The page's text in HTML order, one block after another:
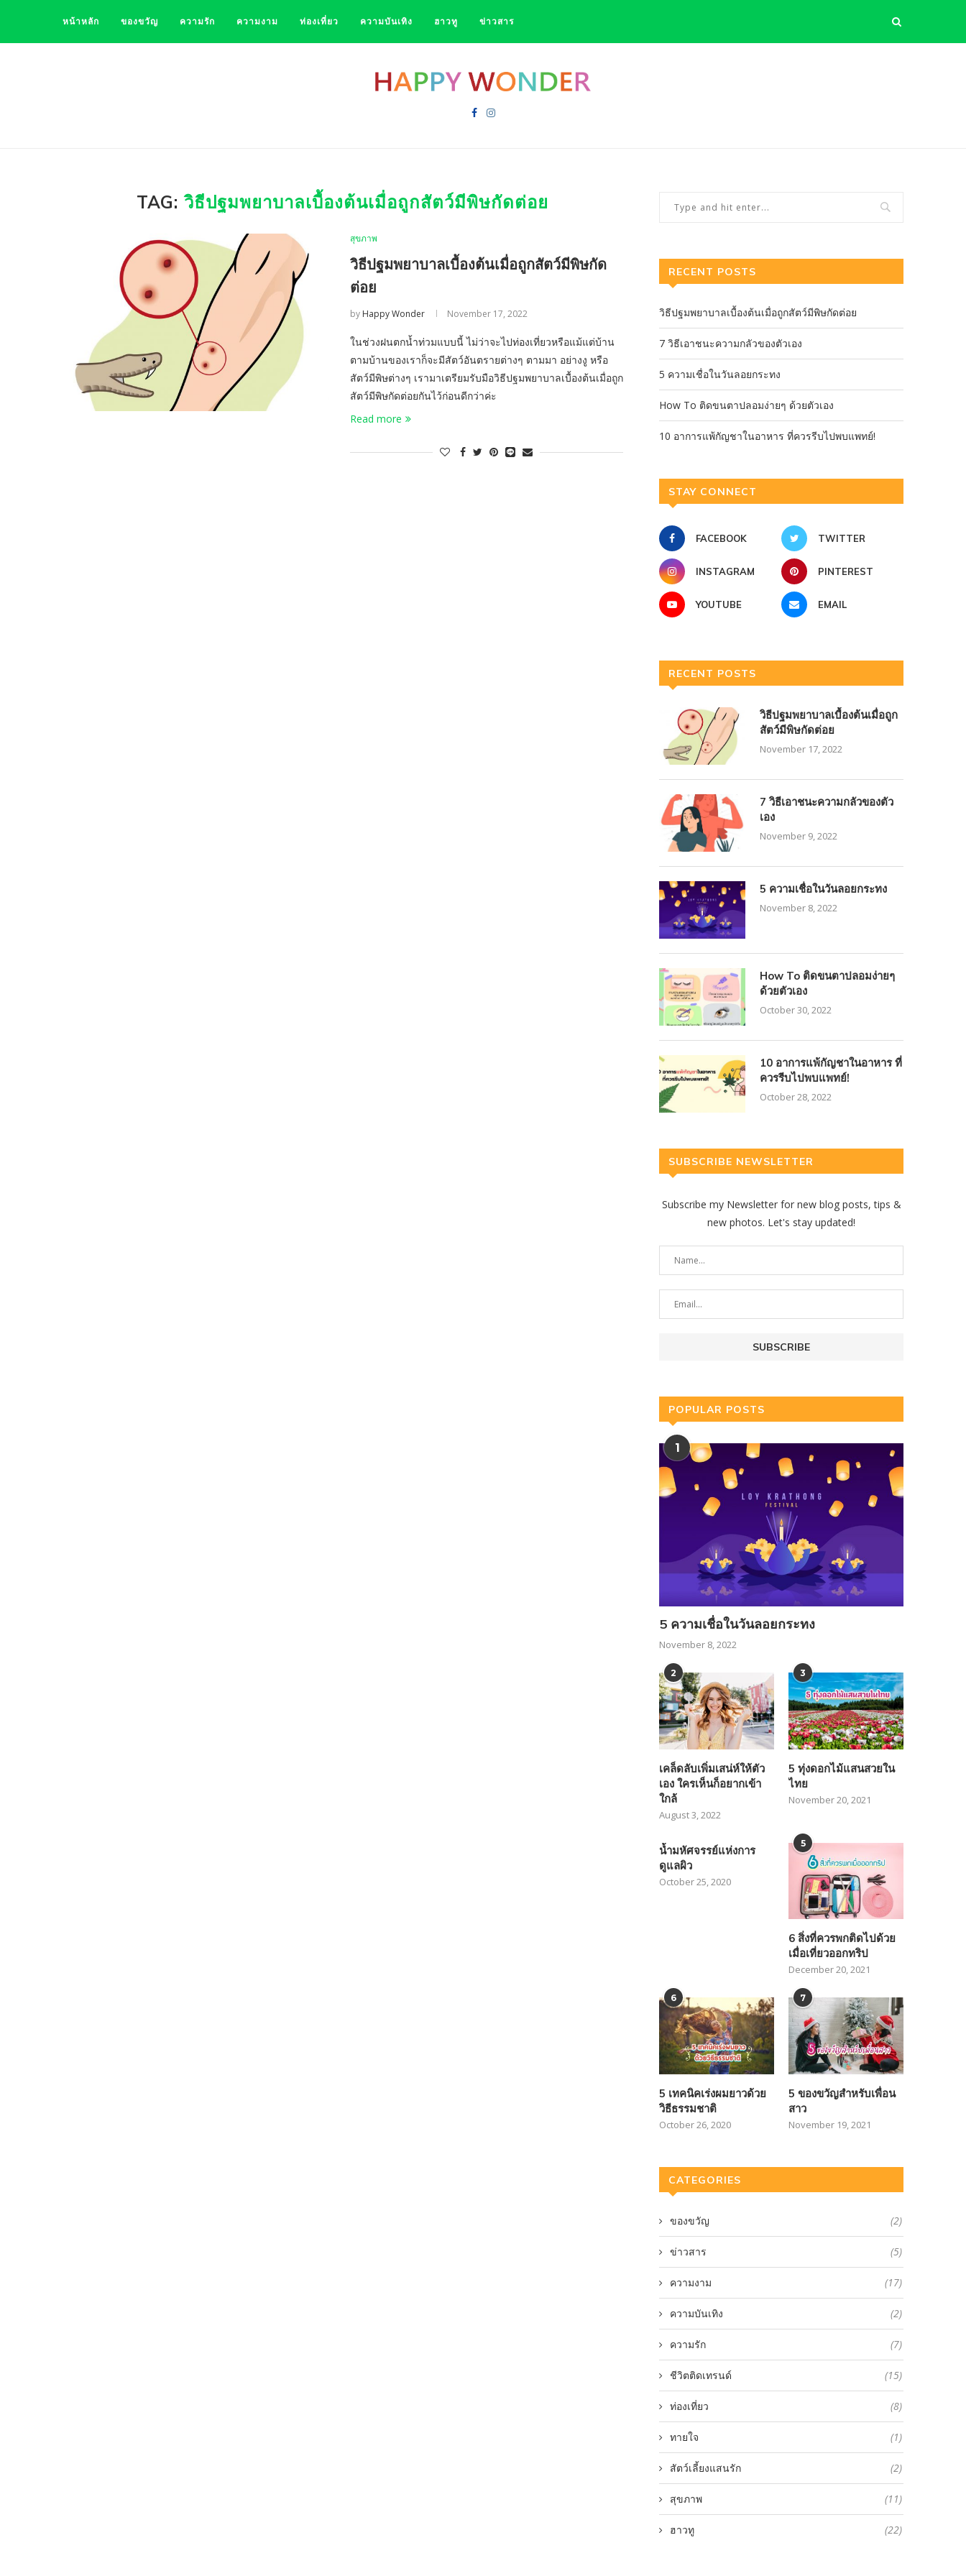
หน้าหลัก ของขวัญ ความรัก ความงาม ท่องเที่ยว ความบันเทิง ฮาวทู ข่าวสาร
TAG:วิธีปฐมพยาบาลเบื้องต้นเมื่อถูกสัตว์มีพิษกัดต่อย
สุขภาพ
วิธีปฐมพยาบาลเบื้องต้นเมื่อถูกสัตว์มีพิษกัด
ต่อย
by Happy Wonder November 17, 2022
ในช่วงฝนตกน้ำท่วมแบบนี้ ไม่ว่าจะไปท่องเที่ยวหรือแม้แต่บ้าน
ตามบ้านของเราก็จะมีสัตว์อันตรายต่างๆ ตามมา อย่างงู หรือ
สัตว์มีพิษต่างๆ เรามาเตรียมรับมือวิธีปฐมพยาบาลเบื้องต้นเมื่อถูก
สัตว์มีพิษกัดต่อยกันไว้ก่อนดีกว่าค่ะ
Read more
RECENT POSTS
วิธีปฐมพยาบาลเบื้องต้นเมื่อถูกสัตว์มีพิษกัดต่อย
7 วิธีเอาชนะความกลัวของตัวเอง
5 ความเชื่อในวันลอยกระทง
How To ติดขนตาปลอมง่ายๆ ด้วยตัวเอง
10 อาการแพ้กัญชาในอาหาร ที่ควรรีบไปพบแพทย์!
STAY CONNECT
FACEBOOK TWITTER
INSTAGRAM PINTEREST
YOUTUBE EMAIL
RECENT POSTS
วิธีปฐมพยาบาลเบื้องต้นเมื่อถูก
สัตว์มีพิษกัดต่อย
November 17, 2022
7 วิธีเอาชนะความกลัวของตัว
เอง
November 9, 2022
5 ความเชื่อในวันลอยกระทง
November 8, 2022
How To ติดขนตาปลอมง่ายๆ
ด้วยตัวเอง
October 30, 2022
10 อาการแพ้กัญชาในอาหาร ที่
ควรรีบไปพบแพทย์!
October 28, 2022
SUBSCRIBE NEWSLETTER
Subscribe my Newsletter for new blog posts, tips &
new photos. Let's stay updated!
POPULAR POSTS
1
5 ความเชื่อในวันลอยกระทง
November 8, 2022
2
เคล็ดลับเพิ่มเสน่ห์ให้ตัว
เอง ใครเห็นก็อยากเข้า
ใกล้
August 3, 2022
3
5 ทุ่งดอกไม้แสนสวยใน
ไทย
November 20, 2021
น้ำมหัศจรรย์แห่งการ
ดูแลผิว
October 25, 2020
5
6 สิ่งที่ควรพกติดไปด้วย
เมื่อเที่ยวออกทริป
December 20, 2021
6
5 เทคนิคเร่งผมยาวด้วย
วิธีธรรมชาติ
October 26, 2020
7
5 ของขวัญสำหรับเพื่อน
สาว
November 19, 2021
CATEGORIES
ของขวัญ (2)
ข่าวสาร (5)
ความงาม (17)
ความบันเทิง (2)
ความรัก (7)
ชีวิตติดเทรนด์ (15)
ท่องเที่ยว (8)
ทายใจ (1)
สัตว์เลี้ยงแสนรัก (2)
สุขภาพ (11)
ฮาวทู (22)